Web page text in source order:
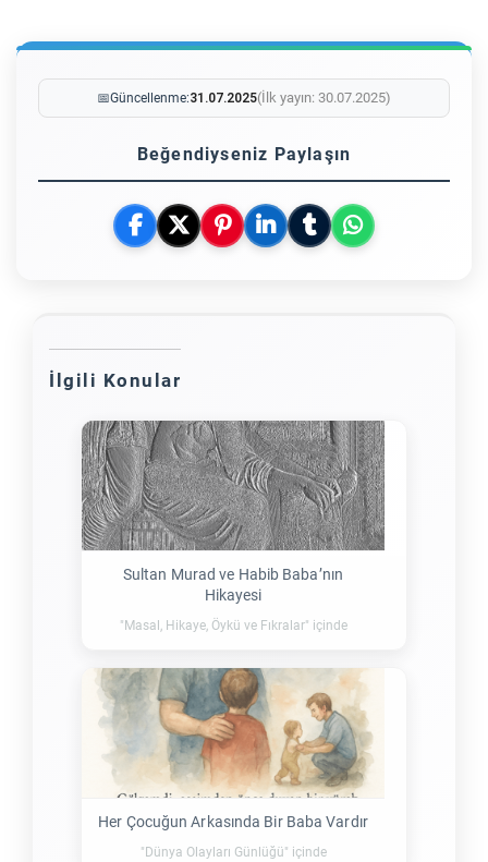
📅Güncellenme:31.07.2025(İlk yayın: 30.07.2025)
Beğendiyseniz Paylaşın
İlgili Konular
Sultan Murad ve Habib Baba’nın
Hikayesi
"Masal, Hikaye, Öykü ve Fıkralar" içinde
Her Çocuğun Arkasında Bir Baba Vardır
"Dünya Olayları Günlüğü" içinde